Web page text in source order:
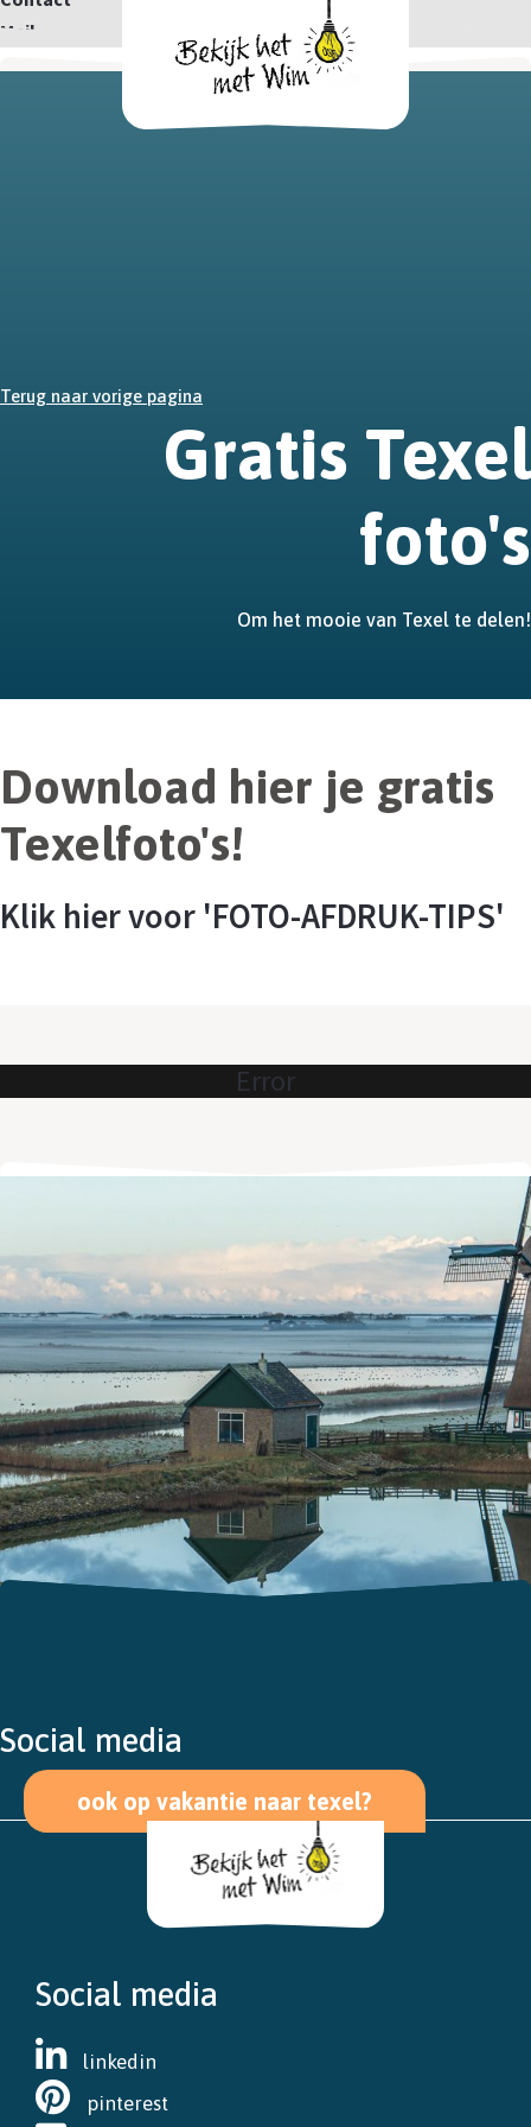
Mail
Terug naar vorige pagina
Gratis Texel
foto's
Om het mooie van Texel te delen!
Download hier je gratis
Texelfoto's!
Klik hier voor 'FOTO-AFDRUK-TIPS'
Error
Social media
ook op vakantie naar texel?
Social media
linkedin
pinterest